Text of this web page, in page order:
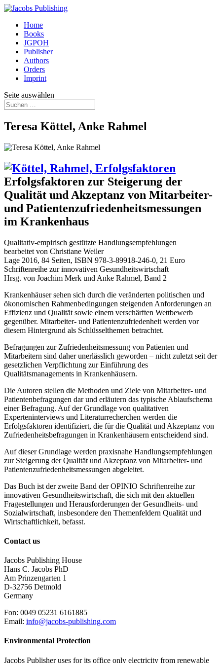
Home
Books
JGPOH
Publisher
Authors
Orders
Imprint
Seite auswählen
Teresa Köttel, Anke Rahmel
Erfolgsfaktoren zur Steigerung der
Qualität und Akzeptanz von Mitarbeiter-
und Patientenzufriedenheitsmessungen
im Krankenhaus
Qualitativ-empirisch gestützte Handlungsempfehlungen
bearbeitet von Christiane Weiler
Lage 2016, 84 Seiten, ISBN 978-3-89918-246-0, 21 Euro
Schriftenreihe zur innovativen Gesundheitswirtschaft
Hrsg. von Joachim Merk und Anke Rahmel, Band 2
Krankenhäuser sehen sich durch die veränderten politischen und
ökonomischen Rahmenbedingungen steigenden Anforderungen an
Effizienz und Qualität sowie einem verschärften Wettbewerb
gegenüber. Mitarbeiter- und Patientenzufriedenheit werden vor
diesem Hintergrund als Schlüsselthemen betrachtet.
Befragungen zur Zufriedenheitsmessung von Patienten und
Mitarbeitern sind daher unerlässlich geworden – nicht zuletzt seit der
gesetzlichen Verpflichtung zur Einführung des
Qualitätsmanagements in Krankenhäusern.
Die Autoren stellen die Methoden und Ziele von Mitarbeiter- und
Patientenbefragungen dar und erläutern das typische Ablaufschema
einer Befragung. Auf der Grundlage von qualitativen
Experteninterviews und Literaturrecherchen werden die
Erfolgsfaktoren identifiziert, die für die Qualität und Akzeptanz von
Zufriedenheitsbefragungen in Krankenhäusern entscheidend sind.
Auf dieser Grundlage werden praxisnahe Handlungsempfehlungen
zur Steigerung der Qualität und Akzeptanz von Mitarbeiter- und
Patientenzufriedenheitsmessungen abgeleitet.
Das Buch ist der zweite Band der OPINIO Schriftenreihe zur
innovativen Gesundheitswirtschaft, die sich mit den aktuellen
Fragestellungen und Herausforderungen der Gesundheits- und
Sozialwirtschaft, insbesondere den Themenfeldern Qualität und
Wirtschaftlichkeit, befasst.
Contact us
Jacobs Publishing House
Hans C. Jacobs PhD
Am Prinzengarten 1
D-32756 Detmold
Germany
Fon: 0049 05231 6161885
Email: info@jacobs-publishing.com
Environmental Protection
Jacobs Publisher uses for its office only electricity from renewable